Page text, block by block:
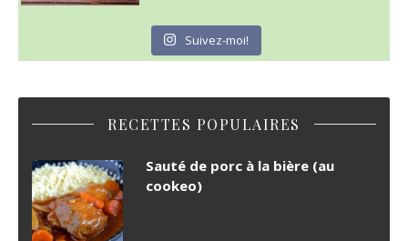
Suivez-moi!
RECETTES POPULAIRES
Sauté de porc à la bière (au
cookeo)